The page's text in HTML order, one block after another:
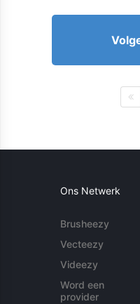
Ons Netwerk
Brusheezy
Vecteezy
Videezy
Word een
provider